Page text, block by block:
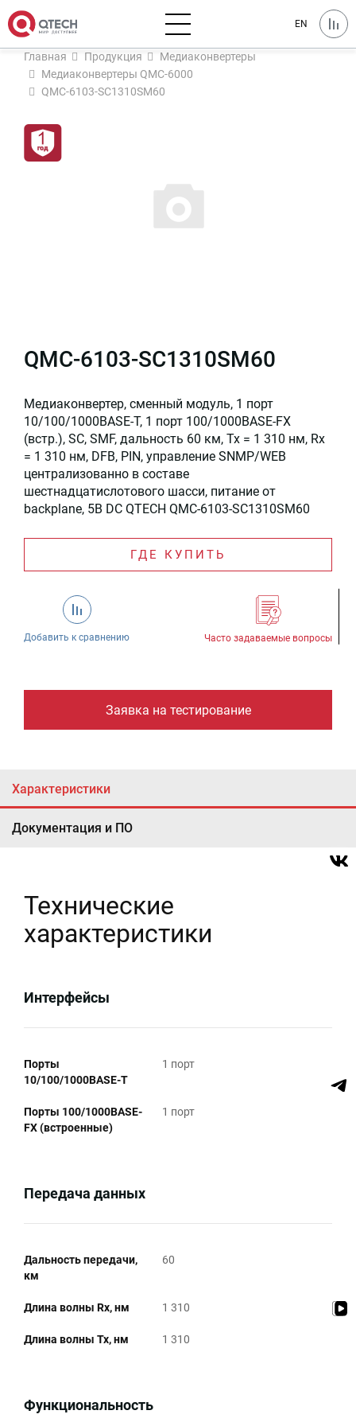
EN
Главная Продукция
Медиаконвертеры
Медиаконвертеры QMC-6000
QMC-6103-SC1310SM60
QMC-6103-SC1310SM60
Медиаконвертер, сменный модуль, 1 порт
10/100/1000BASE-T, 1 порт 100/1000BASE-FX
(встр.), SC, SMF, дальность 60 км, Tx = 1 310 нм, Rx
= 1 310 нм, DFB, PIN, управление SNMP/WEB
централизованно в составе
шестнадцатислотового шасси, питание от
backplane, 5В DC QTECH QMC-6103-SC1310SM60
ГДЕ КУПИТЬ
Добавить к сравнению Часто задаваемые вопросы
Заявка на тестирование
Характеристики
Документация и ПО
Технические
характеристики
Интерфейсы
Порты
10/100/1000BASE-T
1 порт
Порты 100/1000BASE-
FX (встроенные)
1 порт
Передача данных
Дальность передачи,
км
60
Длина волны Rx, нм 1 310
Длина волны Tx, нм 1 310
Функциональность